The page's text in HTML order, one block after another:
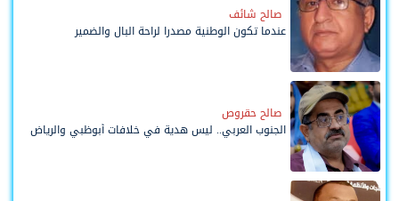
صالح شائف
عندما تكون الوطنية مصدرا لراحة البال والضمير
صالح حقروص
الجنوب العربي.. ليس هدية في خلافات أبوظبي والرياض